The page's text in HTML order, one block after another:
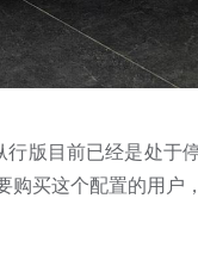
版目前已经是处于
买这个配置的用户